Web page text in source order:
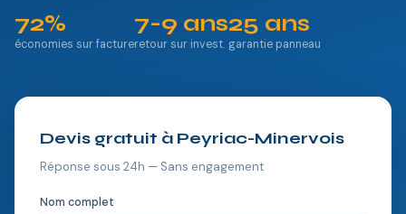
72%
économies sur facture
7-9 ans
retour sur invest.
25 ans
garantie panneau
Devis gratuit à Peyriac-Minervois
Réponse sous 24h — Sans engagement
Nom complet